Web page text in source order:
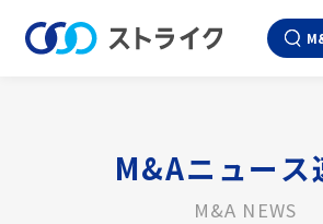
M&Aニュース
M&A NEWS